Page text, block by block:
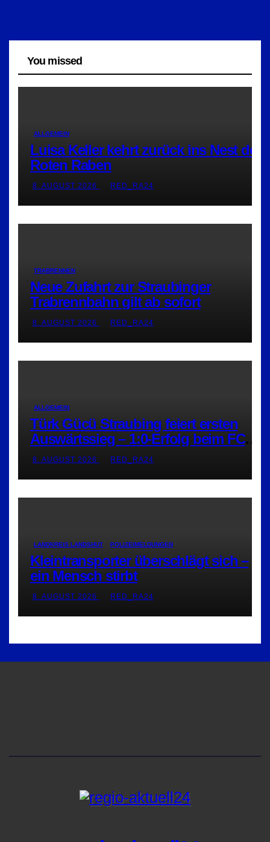
You missed
ALLGEMEIN
Luisa Keller kehrt zurück ins Nest der
Roten Raben
8. AUGUST 2026 RED_RA24
TRABRENNEN
Neue Zufahrt zur Straubinger
Trabrennbahn gilt ab sofort
8. AUGUST 2026 RED_RA24
ALLGEMEIN
Türk Gücü Straubing feiert ersten
Auswärtssieg – 1:0-Erfolg beim FC
Amberg
8. AUGUST 2026 RED_RA24
LANDKREIS LANDSHUT POLIZEIMELDUNGEN
Kleintransporter überschlägt sich –
ein Mensch stirbt
8. AUGUST 2026 RED_RA24